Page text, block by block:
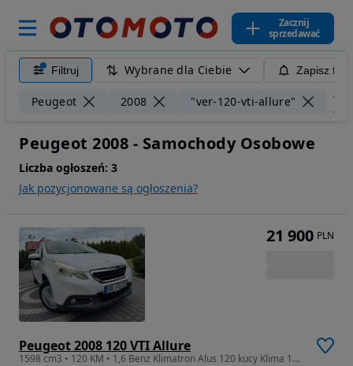
Zacznij
sprzedawać
Filtruj Wybrane dla Ciebie Zapisz
Peugeot 2008 "ver-120-vti-allure"
Peugeot 2008 - Samochody Osobowe
Liczba ogłoszeń: 3
Jak pozycjonowane są ogłoszenia?
Peugeot 2008 120 VTI Allure
1598 cm3 • 120 KM • 1,6 Benz Klimatron Alus 120 kucy Klima 140Tys km Bezwypadkowy Niemcy
21 900 PLN